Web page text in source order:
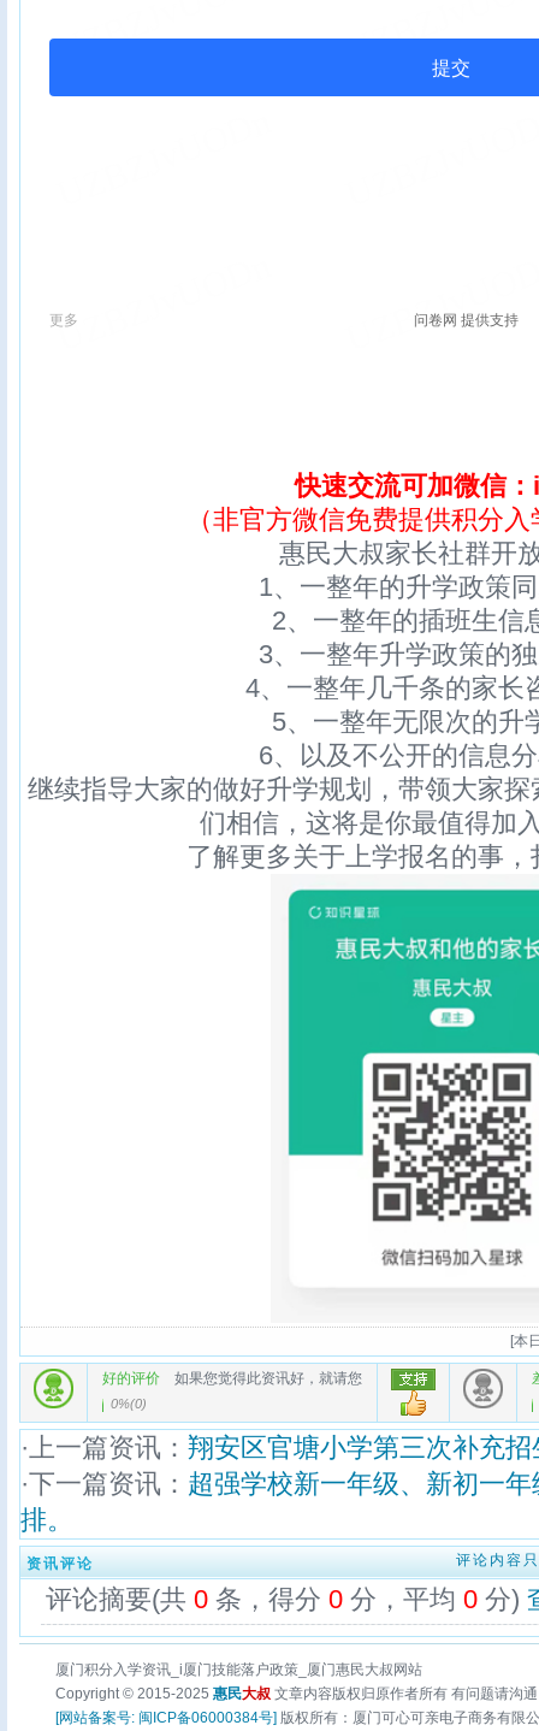
快速交流可加微信
（非官方微信免费提供积分
惠民大叔家长社群开
1、一整年的升学政策
2、一整年的插班生信
3、一整年升学政策的
4、一整年几千条的家长
5、一整年无限次的升
6、以及不公开的信息
继续指导大家的做好升学规划，带领大家
们相信，这将是你最值得加
了解更多关于上学报名的事
[本
好的评价 如果您觉得此资讯好，就请您
0%(0)
·上一篇资讯： 翔安区官塘小学第三次补充
·下一篇资讯： 超强学校新一年级、新初一
排。
资讯评论 评论内容
评论摘要(共 0 条，得分 0 分，平均 0 分)
厦门积分入学资讯_i厦门技能落户政策_厦门惠民大叔网站
Copyright © 2015-2025 惠民大叔 文章内容版权归原作者所有 有问题请沟
[网站备案号: 闽ICP备06000384号] 版权所有：厦门可心可亲电子商务有限